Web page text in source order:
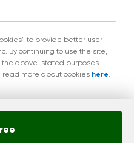
to provide better user
By continuing to use the site,
the above-stated purposes.
read more about cookies here.